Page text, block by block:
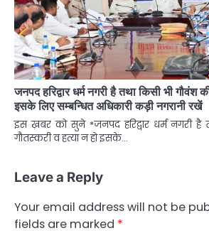
जनपद हरिद्वार धर्म नगरी है तथा किसी भी गौवंश
इसके लिए सम्बन्धित अधिकारी कड़ी नगरानी रखें
इस ख़बर को सुने *जनपद हरिद्वार धर्म नगरी है
गौतस्करी व हत्या न हो इसके…
Leave a Reply
Your email address will not be
fields are marked *